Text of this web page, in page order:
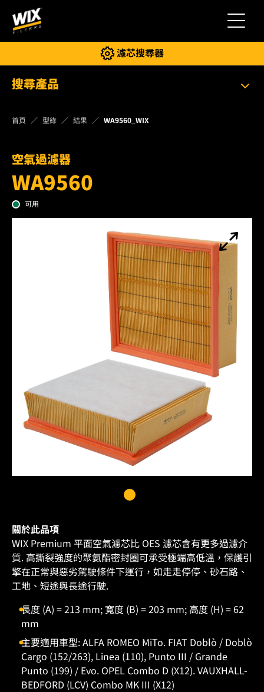
切換導航
濾芯搜尋器
搜尋產品
首頁 型錄 結果 WA9560_WIX
空氣過濾器
WA9560
可用
關於此品項
WIX Premium 平面空氣濾芯比 OES 濾芯含有更多過濾介
質. 高撕裂強度的聚氨酯密封圈可承受極端高低溫，保護引
擎在正常與惡劣駕駛條件下運行，如走走停停、砂石路、
工地、短途與長途行駛.
長度 (A) = 213 mm; 寬度 (B) = 203 mm; 高度 (H) = 62
mm
主要適用車型: ALFA ROMEO MiTo. FIAT Doblò / Doblò
Cargo (152/263), Linea (110), Punto III / Grande
Punto (199) / Evo. OPEL Combo D (X12). VAUXHALL-
BEDFORD (LCV) Combo MK III (X12)